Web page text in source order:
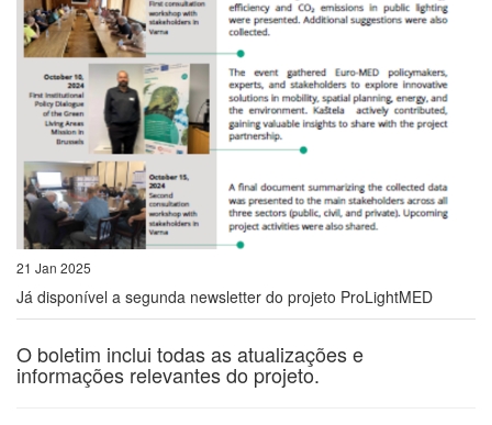
21 Jan 2025
Já disponível a segunda newsletter do projeto ProLightMED
O boletim inclui todas as atualizações e
informações relevantes do projeto.